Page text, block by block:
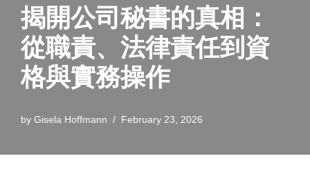
揭開公司秘書的真相：
從職責、法律責任到資
格與實務操作
by Gisela Hoffmann February 23, 2026